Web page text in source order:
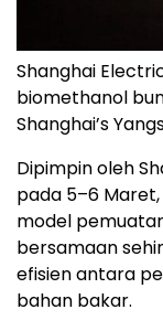
Shanghai
biomethanol
Shanghai’s
Dipimpin oleh
pada 5–6
model
bersamaan
efisien antara
bahan bakar.